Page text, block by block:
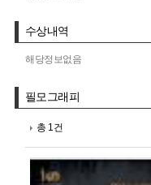
수상내역
해당정보없음
필모그래피
총 1건